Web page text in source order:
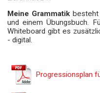
Meine Grammatikbesteht
und einem Übungsbuch.
Whiteboard gibt es
- digital.
Progressionsplan